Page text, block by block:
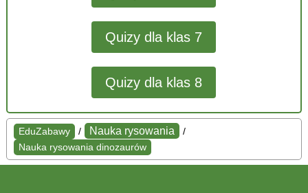
Quizy dla klas 7
Quizy dla klas 8
EduZabawy / Nauka rysowania
/
Nauka rysowania dinozaurów